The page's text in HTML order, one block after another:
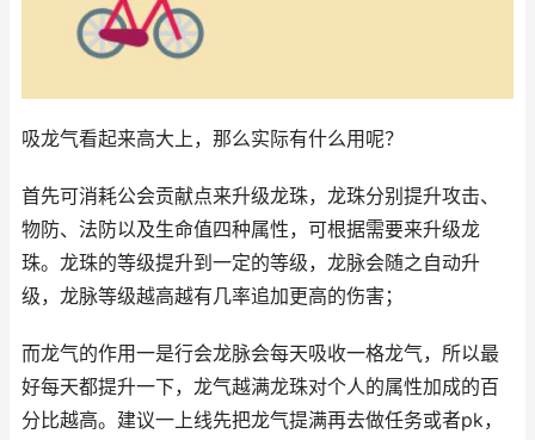
吸龙气看起来高大上，那么实际有什么用呢？
首先可消耗公会贡献点来升级龙珠，龙珠分别提升攻击、
物防、法防以及生命值四种属性，可根据需要来升级龙
珠。龙珠的等级提升到一定的等级，龙脉会随之自动升
级，龙脉等级越高越有几率追加更高的伤害；
而龙气的作用一是行会龙脉会每天吸收一格龙气，所以最
好每天都提升一下，龙气越满龙珠对个人的属性加成的百
分比越高。建议一上线先把龙气提满再去做任务或者pk，